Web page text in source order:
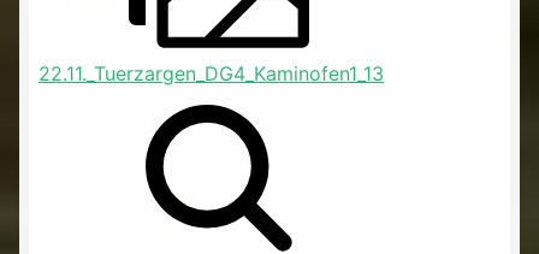
22.11._Tuerzargen_DG4_Kaminofen1_13